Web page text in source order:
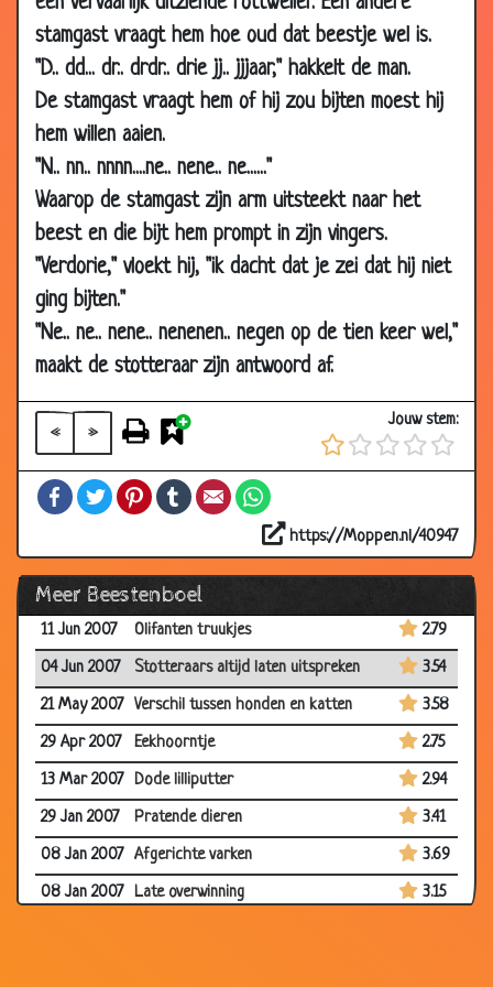
stamgast vraagt hem hoe oud dat beestje wel is.
"D.. dd... dr.. drdr.. drie jj.. jjjaar," hakkelt de man.
De stamgast vraagt hem of hij zou bijten moest hij
hem willen aaien.
"N.. nn.. nnnn....ne.. nene.. ne......"
Waarop de stamgast zijn arm uitsteekt naar het
beest en die bijt hem prompt in zijn vingers.
"Verdorie," vloekt hij, "ik dacht dat je zei dat hij niet
ging bijten."
"Ne.. ne.. nene.. nenenen.. negen op de tien keer wel,"
maakt de stotteraar zijn antwoord af.
« »
Jouw stem:
FacebookTwitterPinterestTumblrEmail
https://Moppen.nl/40947
Meer Beestenboel
Papegaaitje kopen
04 Feb
2008
Klein gevaarte
14 Jan 2008 Het varkentje
3.21
14 Jan 2008
13 Dec 2007
Dat is lachen!
3.54
08 Nov
2007
Onbeschofte papegaai
24 Oct 2007
19 Oct 2007
Meertalige papegaai
3.25
18 Oct 2007
Oversteken
18 Oct 2007
Parende katten
2.93
Olifant en man in de sauna
3.21
23 Aug 2007
Dure huisdieren
16 Jul 2007
De soldaat en de papegaai
21 Jun 2007
Vliegtuigramp
3.19
11 Jun 2007
Varkensvoer
11 Jun 2007
Olifanten truukjes
2.79
04 Jun 2007
Stotteraars altijd laten uitspreken
3.54
21 May 2007
Verschil tussen honden en katten
3.58
29 Apr 2007
Eekhoorntje
2.75
13 Mar 2007
Dode lilliputter
2.94
29 Jan 2007
Pratende dieren
3.41
08 Jan 2007
Afgerichte varken
3.69
08 Jan 2007
Late overwinning
3.15